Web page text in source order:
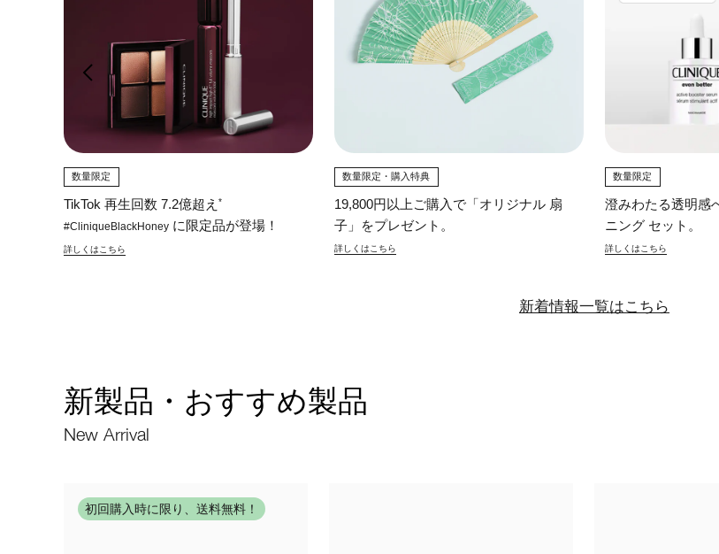
数量限定
TikTok 再生回数 7.2億超え *
#CliniqueBlackHoney に限定品が登場！
詳しくはこちら
数量限定・購入特典
19,800円以上ご購入で「オリジナル 扇
子」をプレゼント。
詳しくはこちら
数量限定
澄みわたる透明感
ニング セット。
詳しくはこちら
新着情報一覧はこちら
新製品・おすすめ製品
New Arrival
初回購入時に限り、送料無料！